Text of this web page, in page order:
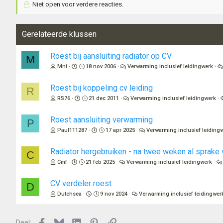
Niet open voor verdere reacties.
Gerelateerde klussen
M Roest bij aansluiting radiator op CV
Mni 18 nov 2006 Verwarming inclusief leidingwerk
R Roest bij koppeling cv leiding
RS76 21 dec 2011 Verwarming inclusief leidingwerk
P Roest aansluiting verwarming
Paul111287 17 apr 2025 Verwarming inclusief
C Radiator hergebruiken - na twee weken al sprake
Cmf 21 feb 2025 Verwarming inclusief leidingwerk
D CV verdeler roest
Dutchsea 9 nov 2024 Verwarming inclusief